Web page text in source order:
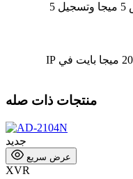
جهاز تسجيل مدمج مخرج (4 قناة) عرض 5 ميجا وتسجيل 5
منتجات ذات صله
جديد
عرض سريع
XVR